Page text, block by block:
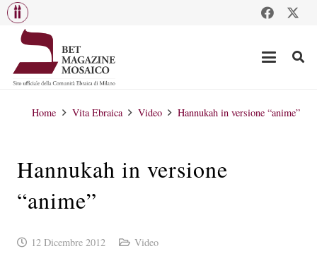
Home Vita Ebraica Video Hannukah in versione “anime”
Hannukah in versione
“anime”
12 Dicembre 2012 Video